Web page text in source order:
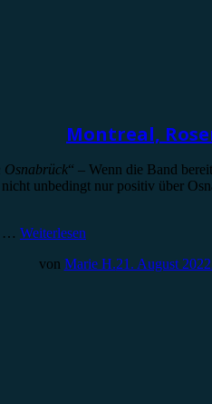
Montreal,
Osnabrück“ – Wenn die Band
unbedingt nur positiv über
… Weiterlesen
von Marie H.21. August 2022